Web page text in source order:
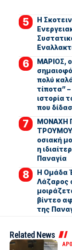
Η
ΜΑΡΙΟΣ,
πολύ
τίποτα”
ιστορία
που
ΜΟΝΑΧΗ
οσιακή
η
Παναγία
Η Ομάδα
Λάζαρος
βίντεο
της
Related News